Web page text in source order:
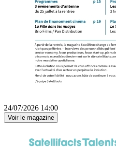
24/07/2026 14:00
Voir le magazine